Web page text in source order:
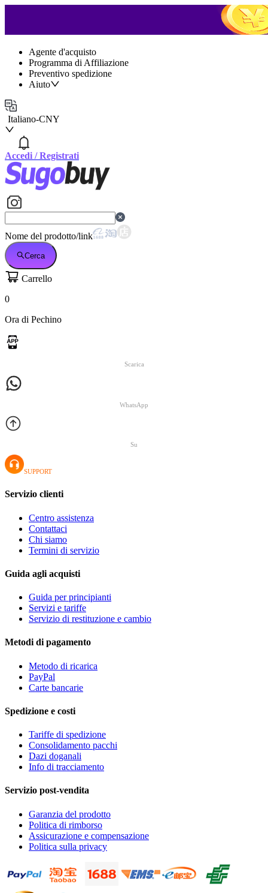
Agente d'acquisto
Programma di Affiliazione
Preventivo spedizione
Aiuto
Italiano-CNY
Accedi /Registrati
Nome del prodotto/link
Cerca
Carrello
0
Ora di Pechino
Scarica
WhatsApp
Su
SUPPORT
Servizio clienti
Centro assistenza
Contattaci
Chi siamo
Termini di servizio
Guida agli acquisti
Guida per principianti
Servizi e tariffe
Servizio di restituzione e cambio
Metodi di pagamento
Metodo di ricarica
PayPal
Carte bancarie
Spedizione e costi
Tariffe di spedizione
Consolidamento pacchi
Dazi doganali
Info di tracciamento
Servizio post-vendita
Garanzia del prodotto
Politica di rimborso
Assicurazione e compensazione
Politica sulla privacy